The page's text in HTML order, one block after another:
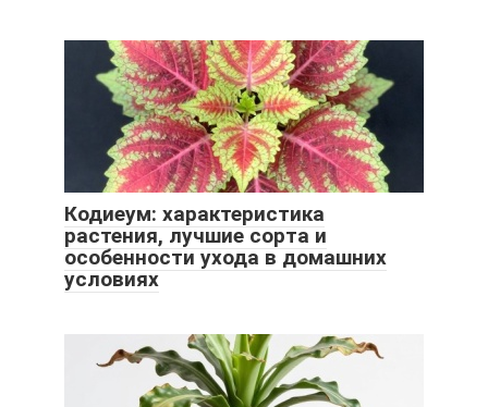
Кодиеум: характеристика
растения, лучшие сорта и
особенности ухода в домашних
условиях